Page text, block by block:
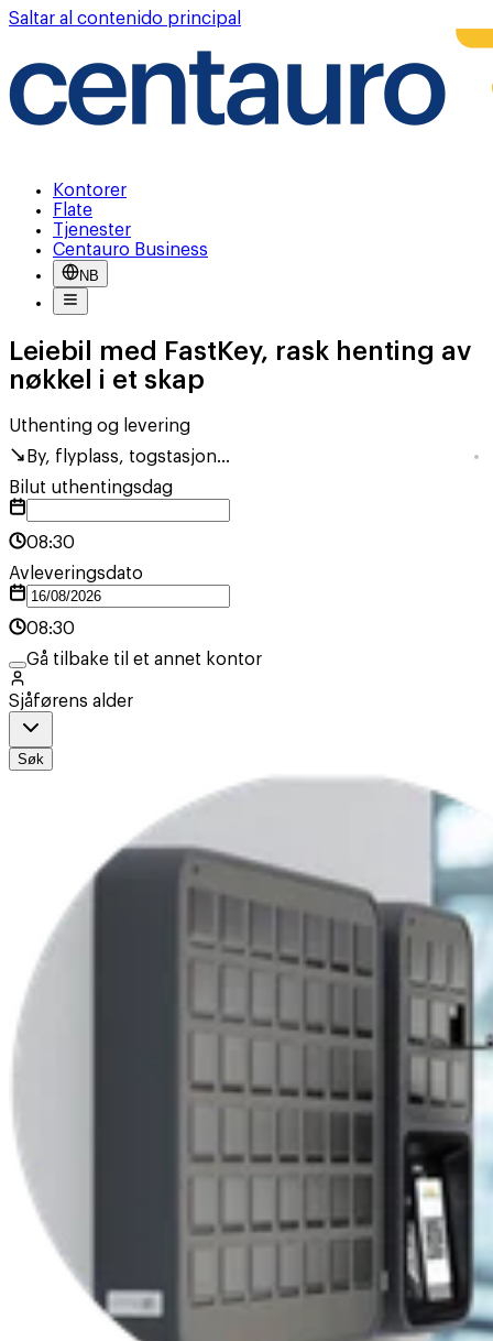
Saltar al contenido principal
Kontorer
Flate
Tjenester
Centauro Business
NB
Leiebil med FastKey, rask henting av
nøkkel i et skap
Uthenting og levering
By, flyplass, togstasjon...
Bilut uthentingsdag
08:30
Avleveringsdato
08:30
Gå tilbake til et annet kontor
Sjåførens alder
Søk